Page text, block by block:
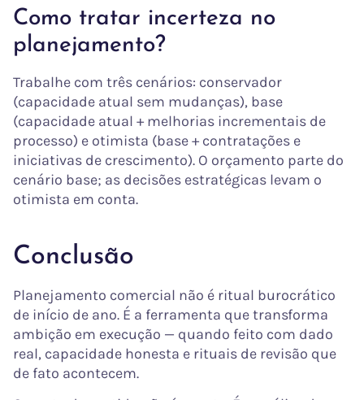
Como tratar incerteza no
planejamento?
Trabalhe com três cenários: conservador
(capacidade atual sem mudanças), base
(capacidade atual + melhorias incrementais de
processo) e otimista (base + contratações e
iniciativas de crescimento). O orçamento parte do
cenário base; as decisões estratégicas levam o
otimista em conta.
Conclusão
Planejamento comercial não é ritual burocrático
de início de ano. É a ferramenta que transforma
ambição em execução — quando feito com dado
real, capacidade honesta e rituais de revisão que
de fato acontecem.